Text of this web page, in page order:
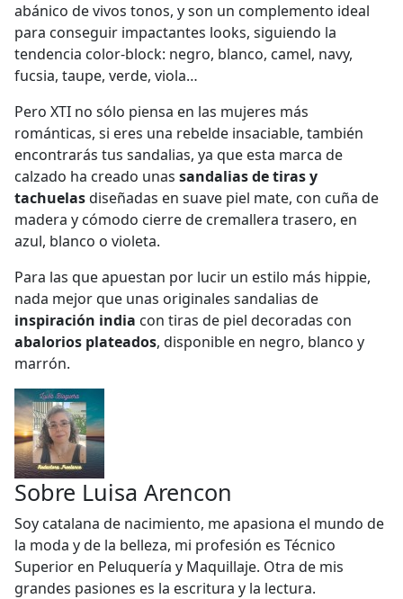
abánico de vivos tonos, y son un complemento ideal
para conseguir impactantes looks, siguiendo la
tendencia color-block: negro, blanco, camel, navy,
fucsia, taupe, verde, viola…
Pero XTI no sólo piensa en las mujeres más
románticas, si eres una rebelde insaciable, también
encontrarás tus sandalias, ya que esta marca de
calzado ha creado unas sandalias de tiras y
tachuelasdiseñadas en suave piel mate, con cuña de
madera y cómodo cierre de cremallera trasero, en
azul, blanco o violeta.
Para las que apuestan por lucir un estilo más hippie,
nada mejor que unas originales sandalias de
inspiración india con tiras de piel decoradas con
abalorios plateados, disponible en negro, blanco y
marrón.
Sobre Luisa Arencon
Soy catalana de nacimiento, me apasiona el mundo de
la moda y de la belleza, mi profesión es Técnico
Superior en Peluquería y Maquillaje. Otra de mis
grandes pasiones es la escritura y la lectura.